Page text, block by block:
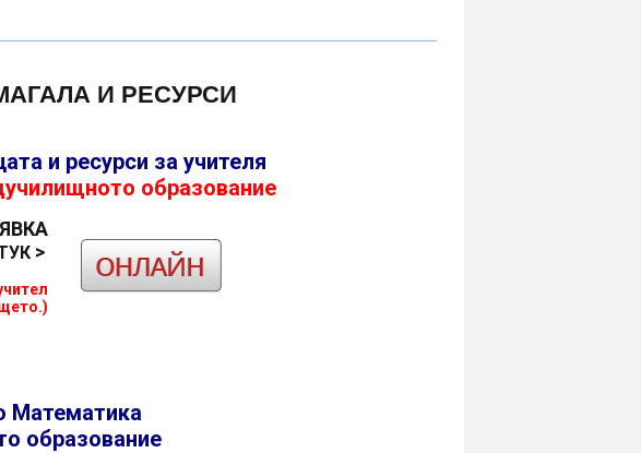
И РЕСУРСИ
и ресурси за учителя
образование
>
Математика
образование